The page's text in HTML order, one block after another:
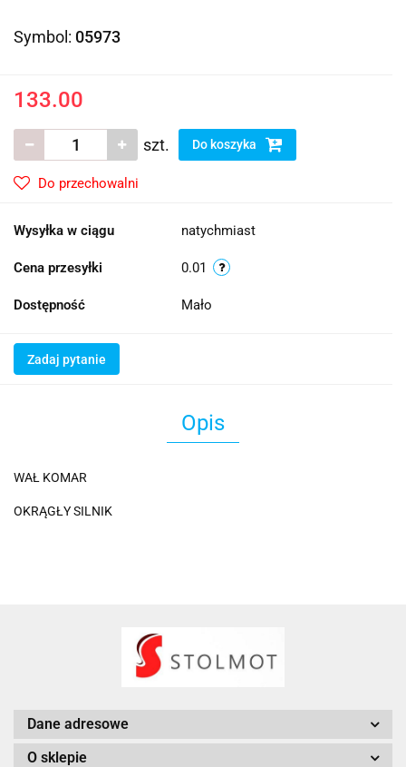
Symbol: 05973
133.00
szt. Do koszyka
Do przechowalni
Wysyłka w ciągu natychmiast
Cena przesyłki 0.01
Dostępność Mało
Zadaj pytanie
Opis
WAŁ KOMAR
OKRĄGŁY SILNIK
Dane adresowe
O sklepie